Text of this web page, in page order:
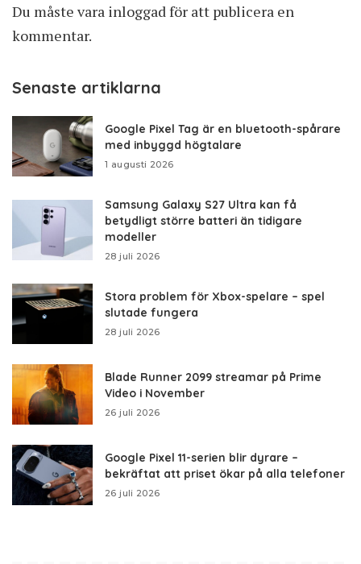
Du måste vara inloggad för att publicera en
kommentar.
Senaste artiklarna
Google Pixel Tag är en bluetooth-spårare
med inbyggd högtalare
1 augusti 2026
Samsung Galaxy S27 Ultra kan få
betydligt större batteri än tidigare
modeller
28 juli 2026
Stora problem för Xbox-spelare – spel
slutade fungera
28 juli 2026
Blade Runner 2099 streamar på Prime
Video i November
26 juli 2026
Google Pixel 11-serien blir dyrare –
bekräftat att priset ökar på alla telefoner
26 juli 2026